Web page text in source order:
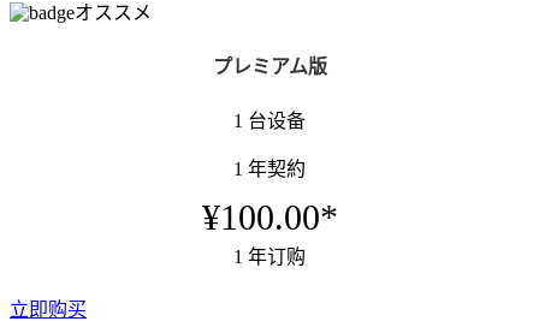
オススメ
プレミアム版
1 台设备
1 年契約
¥100.00*
1 年订购
立即购买